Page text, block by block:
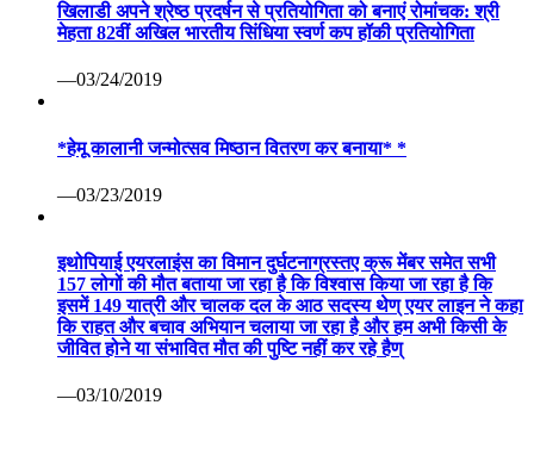
खिलाडी अपने श्रेष्ठ प्रदर्षन से प्रतियोगिता को बनाएं रोमांचक: श्री
मेहता 82वीं अखिल भारतीय सिंधिया स्वर्ण कप हॉकी प्रतियोगिता
—03/24/2019
*हेमू कालानी जन्मोत्सव मिष्ठान वितरण कर बनाया* *
—03/23/2019
इथोपियाई एयरलाइंस का विमान दुर्घटनाग्रस्तए क्रू मेंबर समेत सभी
157 लोगों की मौत बताया जा रहा है कि विश्वास किया जा रहा है कि
इसमें 149 यात्री और चालक दल के आठ सदस्य थेण् एयर लाइन ने कहा
कि राहत और बचाव अभियान चलाया जा रहा है और हम अभी किसी के
जीवित होने या संभावित मौत की पुष्टि नहीं कर रहे हैण्
—03/10/2019